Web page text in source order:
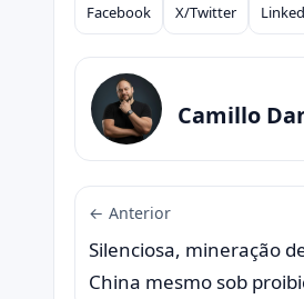
Compartilhar
Facebook X/Twitter
Camillo
← Anterior
Silenciosa, mineração
China mesmo sob